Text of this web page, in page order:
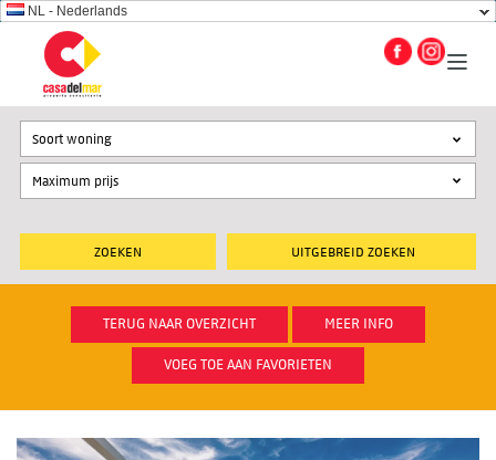
NL - Nederlands
UITGEBREID ZOEKEN
Soort woning
TERUG NAAR OVERZICHT MEER INFO
VOEG TOE AAN FAVORIETEN